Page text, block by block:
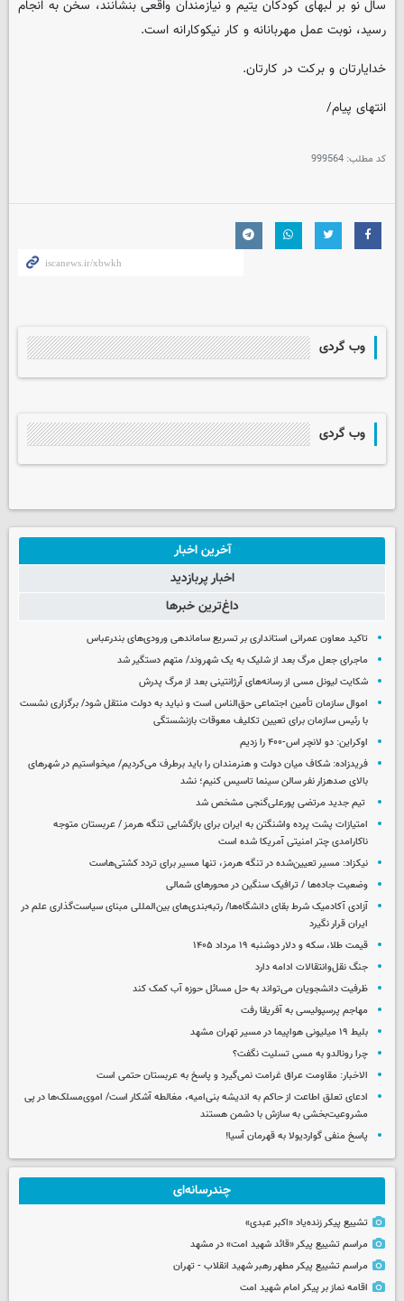
سال نو بر لبهای کودکان یتیم و نیازمندان واقعی بنشانند، سخن به انجام
رسید، نوبت عمل مهربانانه و کار نیکوکارانه است.
خدایارتان و برکت در کارتان.
انتهای پیام/
کد مطلب: 999564
وب گردی
وب گردی
آخرین اخبار
اخبار پربازدید
داغ‌ترین خبرها
تاکید معاون عمرانی استانداری بر تسریع ساماندهی ورودی‌های بندرعباس
ماجرای جعل مرگ بعد از شلیک به یک شهروند/ متهم دستگیر شد
شکایت لیونل مسی از رسانه‌های آرژانتینی بعد از مرگ پدرش
اموال سازمان تأمین اجتماعی حق‌الناس است و نباید به دولت منتقل شود/ برگزاری نشست
با رئیس سازمان برای تعیین تکلیف معوقات بازنشستگی
اوکراین: دو لانچر اس-۴۰۰ را زدیم
فریدزاده: شکاف میان دولت و هنرمندان را باید برطرف می‌کردیم/ میخواستیم در شهرهای
بالای صدهزار نفر سالن سینما تاسیس کنیم؛ نشد
تیم جدید مرتضی پورعلی‌گنجی مشخص شد
امتیازات پشت پرده واشنگتن به ایران برای بازگشایی تنگه هرمز / عربستان متوجه
ناکارامدی چتر امنیتی آمریکا شده است
نیکزاد: مسیر تعیین‌شده در تنگه هرمز، تنها مسیر برای تردد کشتی‌هاست
وضعیت جاده‌ها / ترافیک سنگین در محورهای شمالی
آزادی آکادمیک شرط بقای دانشگاه‌ها/ رتبه‌بندی‌های بین‌المللی مبنای سیاست‌گذاری علم در
ایران قرار نگیرد
قیمت طلا، سکه و دلار دوشنبه ۱۹ مرداد ۱۴۰۵
جنگ نقل‌وانتقالات ادامه دارد
ظرفیت دانشجویان می‌تواند به حل مسائل حوزه آب کمک کند
مهاجم پرسپولیسی به آفریقا رفت
بلیط ۱۹ میلیونی هواپیما در مسیر تهران مشهد
چرا رونالدو به مسی تسلیت نگفت؟
الاخبار: مقاومت عراق غرامت نمی‌گیرد و پاسخ به عربستان حتمی است
ادعای تعلق اطاعت از حاکم به اندیشه بنی‌امیه، مغالطه آشکار است/ اموی‌مسلک‌ها در پی
مشروعیت‌بخشی به سازش با دشمن هستند
پاسخ منفی گواردیولا به قهرمان آسیا!
چندرسانه‌ای
تشییع پیکر زنده‌یاد «اکبر عبدی»
مراسم تشییع پیکر «قائد شهید امت» در مشهد
مراسم تشییع پیکر مطهر رهبر شهید انقلاب - تهران
اقامه نماز بر پیکر امام شهید امت